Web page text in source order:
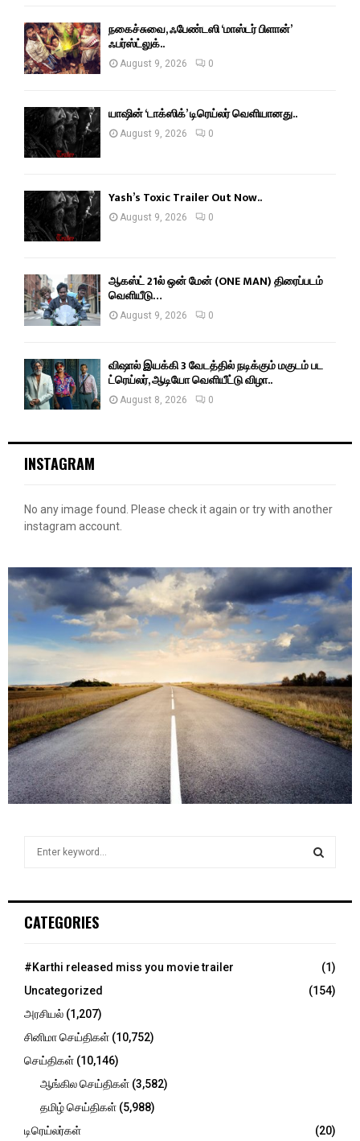
நகைச்சுவை, ஃபேண்டஸி ‘மாஸ்டர் பிளான்’
ஃபர்ஸ்ட்லுக்..
August 9, 2026 0
யாஷின் ‘டாக்ஸிக்’ டிரெய்லர் வெளியானது..
August 9, 2026 0
Yash’s Toxic Trailer Out Now..
August 9, 2026 0
ஆகஸ்ட் 21ல் ஒன் மேன் (ONE MAN) திரைப்படம்
வெளியீடு…
August 9, 2026 0
விஷால் இயக்கி 3 வேடத்தில் நடிக்கும் மகுடம் பட
ட்ரெய்லர், ஆடியோ வெளியீட்டு விழா..
August 8, 2026 0
INSTAGRAM
No any image found. Please check it again or try with another
instagram account.
h
o
:
CATEGORIES
#Karthi released miss you movie trailer
(1)
Uncategorized
(154)
அரசியல் (1,207)
சினிமா செய்திகள் (10,752)
செய்திகள் (10,146)
ஆங்கில செய்திகள் (3,582)
தமிழ் செய்திகள் (5,988)
டிரெய்லர்கள்
(20)